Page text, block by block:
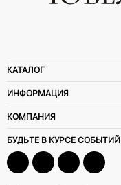
КАТАЛОГ
ИНФОРМАЦИЯ
КОМПАНИЯ
БУДЬТЕ В КУРСЕ СОБЫТИЙ